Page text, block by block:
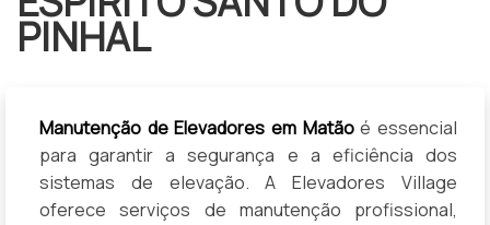
PINHAL
Manutenção de Elevadores em Matãoé essencial
para garantir a segurança e a eficiência dos
sistemas de elevação. A Elevadores Village
oferece serviços de manutenção profissional,